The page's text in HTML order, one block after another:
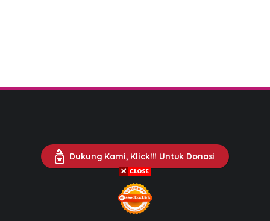
Dukung Kami, Klick!!! Untuk Donasi